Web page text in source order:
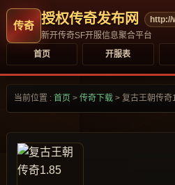
授权传奇发布网
http://
新开传奇SF开服信息聚合平台
首页
开服表
当前位置 : 首页 > 传奇下载 > 复古王朝传奇